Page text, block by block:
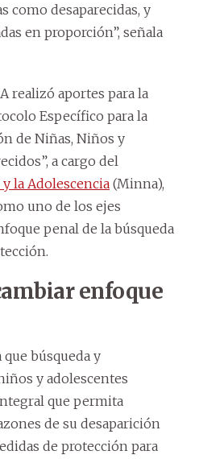
como desaparecidas, y
en proporción”, señala
realizó aportes para la
Específico para la
de Niñas, Niños y
a cargo del
la Adolescencia(Minna),
uno de los ejes
penal de la búsqueda
enfoque
búsqueda y
y adolescentes
que permita
de su desaparición
de protección para